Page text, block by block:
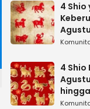
4 Shio
4 Shio
Dapat